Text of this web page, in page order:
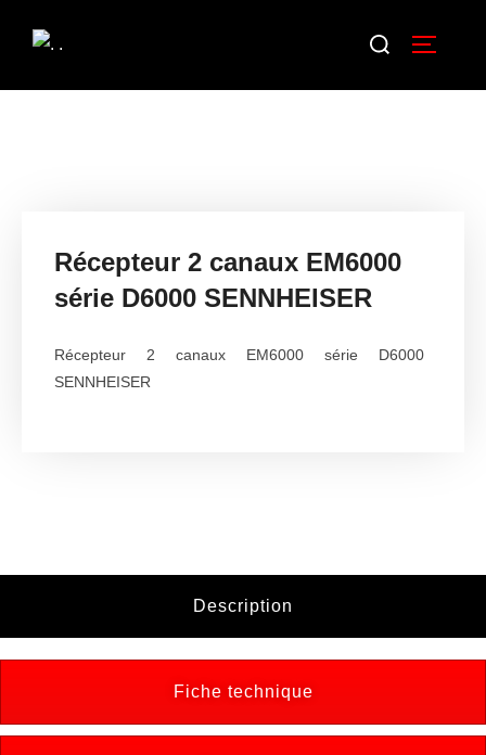
Récepteur 2 canaux EM6000
série D6000 SENNHEISER
Récepteur 2 canaux EM6000 série D6000
SENNHEISER
Description
Fiche technique